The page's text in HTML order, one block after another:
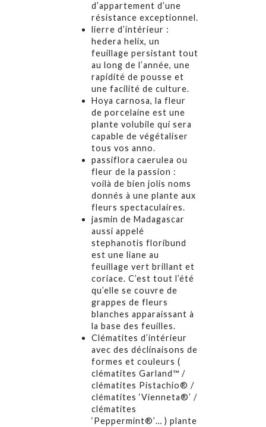
d’appartement d’une
résistance exceptionnel.
lierre d’intérieur :
hedera helix, un
feuillage persistant tout
au long de l’année, une
rapidité de pousse et
une facilité de culture.
Hoya carnosa, la fleur
de porcelaine est une
plante volubile qui sera
capable de végétaliser
tous vos anno.
passiflora caerulea ou
fleur de la passion :
voilà de bien jolis noms
donnés à une plante aux
fleurs spectaculaires.
jasmin de Madagascar
aussi appelé
stephanotis floribund
est une liane au
feuillage vert brillant et
coriace. C’est tout l’été
qu’elle se couvre de
grappes de fleurs
blanches apparaissant à
la base des feuilles.
Clématites d’intérieur
avec des déclinaisons de
formes et couleurs (
clématites Garland™ /
clématites Pistachio® /
clématites ‘Vienneta®’ /
clématites
‘Peppermint®’… ) plante